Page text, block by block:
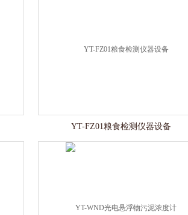
YT-FZ01粮食检测仪器设备